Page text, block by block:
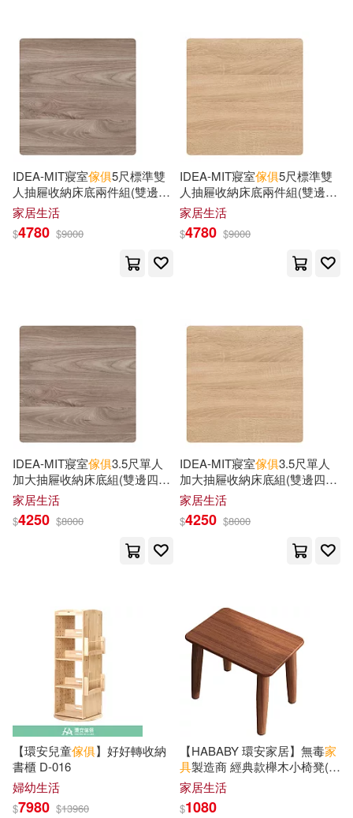
Lion(4) Logbooks(4)
Long(4) Louis(4)
Macquoid(4) Moser(4)
N. Hudson(4)
Patricia (EDT)/ Hintze(4)
Philippe(4)
Pierce(4) Publishing(4)
Rebecca(4) Rieman(4)
Roberts(4) Robertson(4)
Roger(4)
Sandra (EDT)/ De Muga(4)
Taguche(4)
Thomas Hamilton(4)
Thonger(4) Thuro(4)
Toromanoff(4)
Way of Life(4) Wood(4)
i室設圈 | 漂亮家居編輯部(4)
大連理工大學出版社(5)
天津人民出版社(5)
山東美術出版社(5)
得利影視(5) 接力出版社(5)
文匯出版社(5)
浙江人民美術出版社(5)
浙江大學出版社(5)
華夏出版社(5)
雲南人民出版社(5)
Acc Pub Group(4)
Fox Chapel Pub Co Inc(4)
Little Brown & Co(4)
Perseus Distribution Services(4)
Taunton Pr(4)
IDEA-MIT寢室傢俱5尺標準雙
人抽屜收納床底兩件組(雙邊四
抽/運費另計) 英倫核桃
家居生活
$4780 $9000
IDEA-MIT寢室傢俱5尺標準雙
人抽屜收納床底兩件組(雙邊四
抽/運費另計) 原切橡木
家居生活
$4780 $9000
IDEA-MIT寢室傢俱3.5尺單人
加大抽屜收納床底組(雙邊四抽/
運費另計) 英倫核桃
家居生活
$4250 $8000
IDEA-MIT寢室傢俱3.5尺單人
加大抽屜收納床底組(雙邊四抽/
運費另計) 原切橡木
家居生活
$4250 $8000
【環安兒童傢俱】好好轉收納
書櫃 D-016
婦幼生活
$7980 $13960
【HABABY 環安家居】無毒家
具製造商 經典款櫸木小椅凳(全
實木、高質感、小椅凳、腳凳)
長方形
家居生活
$1080